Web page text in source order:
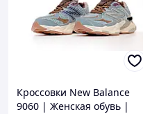
Кроссовки New Balance
9060 | Женская обувь |